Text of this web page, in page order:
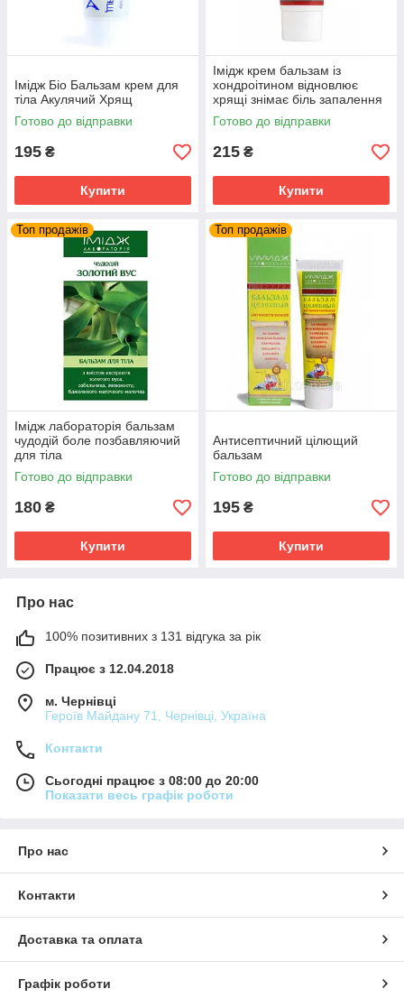
Імідж Біо Бальзам крем для
тіла Акулячий Хрящ
Готово до відправки
195 ₴
Купити
Імідж крем бальзам із
хондроітином відновлює
хрящі знімає біль запалення
суглобів та м'язів
Готово до відправки
215 ₴
Купити
Топ продажів
Імідж лабораторія бальзам
чудодій боле позбавляючий
для тіла
Готово до відправки
180 ₴
Купити
Топ продажів
Антисептичний цілющий
бальзам
Готово до відправки
195 ₴
Купити
Про нас
100% позитивних з 131 відгука за рік
Працює з 12.04.2018
м. Чернівці
Героїв Майдану 71, Чернівці, Україна
Контакти
Сьогодні працює з 08:00 до 20:00
Показати весь графік роботи
Про нас
Контакти
Доставка та оплата
Графік роботи